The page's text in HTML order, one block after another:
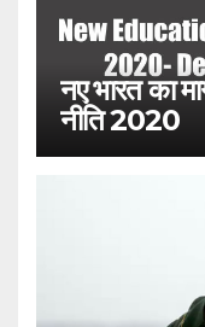
नए भारत का
नीति 2020